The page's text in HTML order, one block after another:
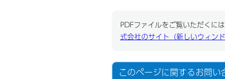
PDFファイルをご覧いただくに
式会社のサイト（新しいウィンド
このページに関するお問い